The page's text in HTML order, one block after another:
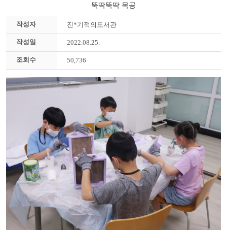
뚝딱뚝딱 목공
작성자 진*기적의도서관
작성일 2022.08.25.
조회수 50,736